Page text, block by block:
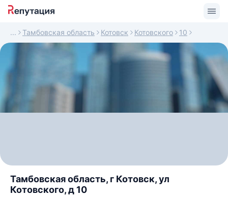
Тамбовская область Котовск Котовского 10
Тамбовская область, г Котовск, ул
Котовского, д 10